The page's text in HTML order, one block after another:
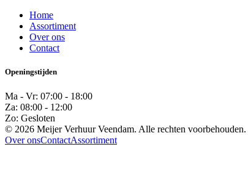
Home
Assortiment
Over ons
Contact
Openingstijden
Ma - Vr: 07:00 - 18:00
Za: 08:00 - 12:00
Zo: Gesloten
© 2026 Meijer Verhuur Veendam. Alle rechten voorbehouden.
Over onsContactAssortiment